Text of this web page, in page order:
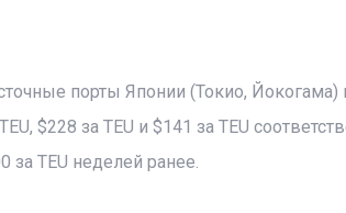
порты Японии (Токио, Йокогама)
$228 за TEU и $141 за TEU
TEU неделей ранее.